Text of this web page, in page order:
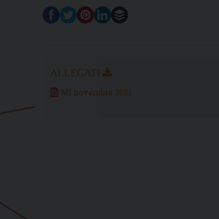
MI novembre 2021